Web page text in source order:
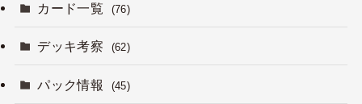
カード一覧 (76)
デッキ考察 (62)
パック情報 (45)